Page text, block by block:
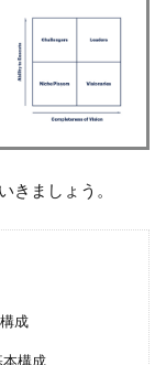
きましょう。
成
構成